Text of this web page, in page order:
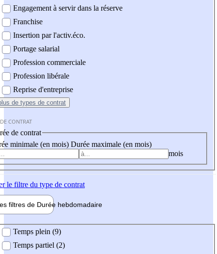
Engagement à servir dans la réserve
Franchise
Insertion par l'activ.éco.
Portage salarial
Profession commerciale
Profession libérale
Reprise d'entreprise
de types de contrat
CONTRAT
de contrat
minimale (en mois) Durée maximale (en mois)
mois
le filtre du type de contrat
filtres de Durée hebdomadaire
Temps plein (9)
Temps partiel (2)